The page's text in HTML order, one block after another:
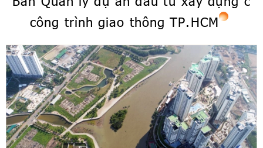
công trình giao thông TP.HCM